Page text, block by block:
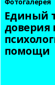
Фотогалерея
Единый
доверия
помощи